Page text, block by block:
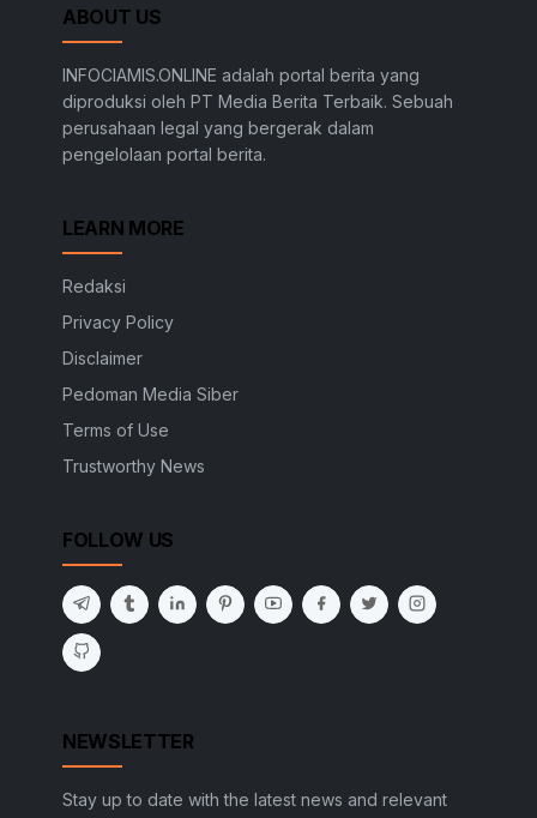
ABOUT US
INFOCIAMIS.ONLINE adalah portal berita yang
diproduksi oleh PT Media Berita Terbaik. Sebuah
perusahaan legal yang bergerak dalam
pengelolaan portal berita.
LEARN MORE
Redaksi
Privacy Policy
Disclaimer
Pedoman Media Siber
Terms of Use
Trustworthy News
FOLLOW US
NEWSLETTER
Stay up to date with the latest news and relevant